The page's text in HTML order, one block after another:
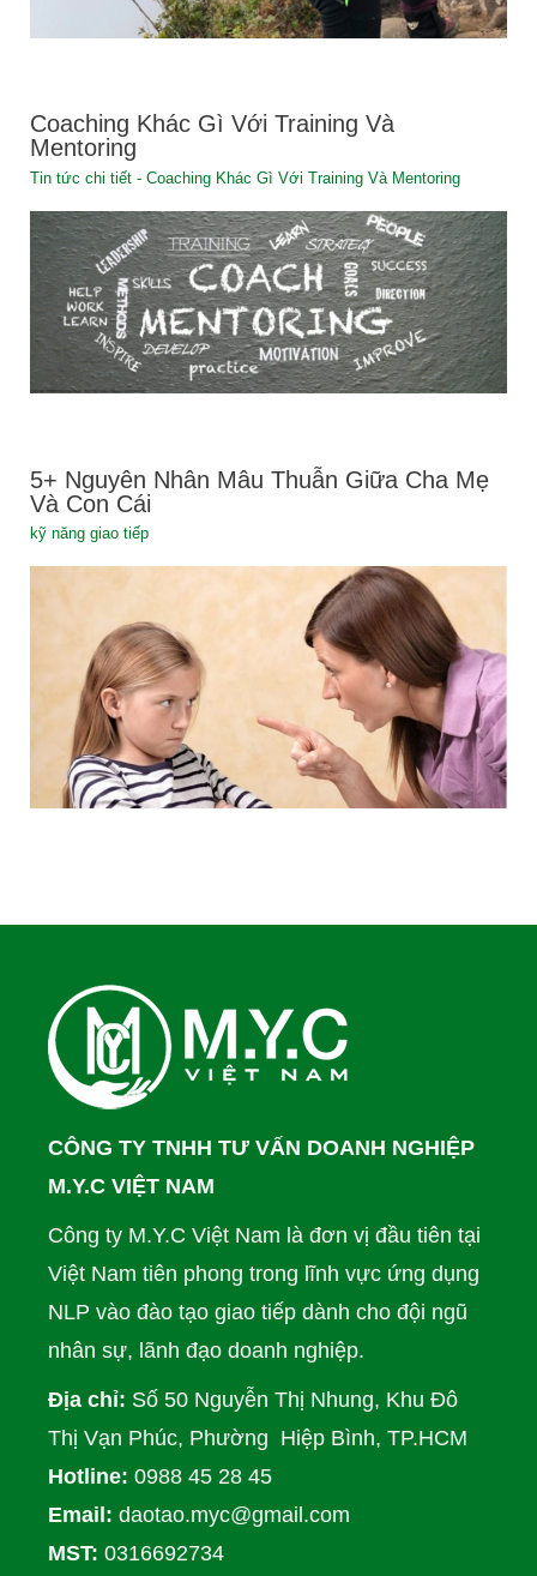
Coaching Khác Gì Với Training Và
Mentoring
Tin tức chi tiết - Coaching Khác Gì Với Training Và Mentoring
5+ Nguyên Nhân Mâu Thuẫn Giữa Cha Mẹ
Và Con Cái
kỹ năng giao tiếp
CÔNG TY TNHH TƯ VẤN DOANH NGHIỆP
M.Y.C VIỆT NAM
Công ty M.Y.C Việt Nam là đơn vị đầu tiên tại
Việt Nam tiên phong trong lĩnh vực ứng dụng
NLP vào đào tạo giao tiếp dành cho đội ngũ
nhân sự, lãnh đạo doanh nghiệp.
Địa chỉ: Số 50 Nguyễn Thị Nhung, Khu Đô
Thị Vạn Phúc, Phường Hiệp Bình, TP.HCM
Hotline: 0988 45 28 45
Email: daotao.myc@gmail.com
MST: 0316692734